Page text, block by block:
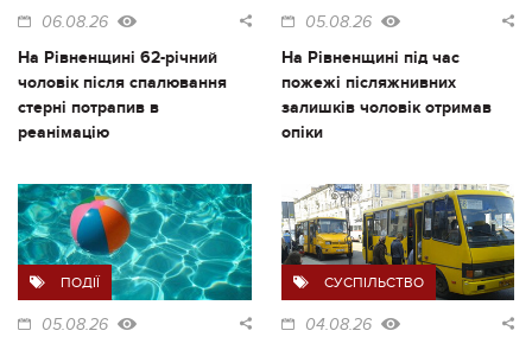
06.08.26
На Рівненщині 62-річний
чоловік після спалювання
стерні потрапив в
реанімацію
05.08.26
На Рівненщині під час
пожежі післяжнивних
залишків чоловік отримав
опіки
ПОДІЇ
05.08.26
СУСПІЛЬСТВО
04.08.26